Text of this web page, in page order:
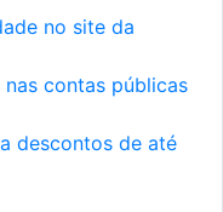
no site da
contas públicas
descontos de até